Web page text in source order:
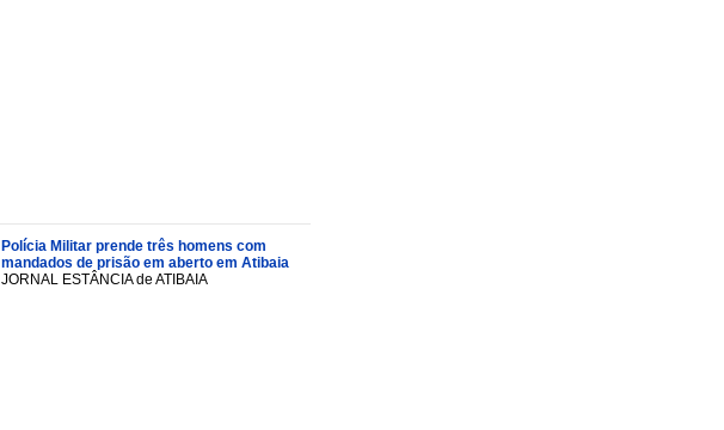
Polícia Militar prende três homens com
mandados de prisão em aberto em Atibaia
JORNAL ESTÂNCIA de ATIBAIA